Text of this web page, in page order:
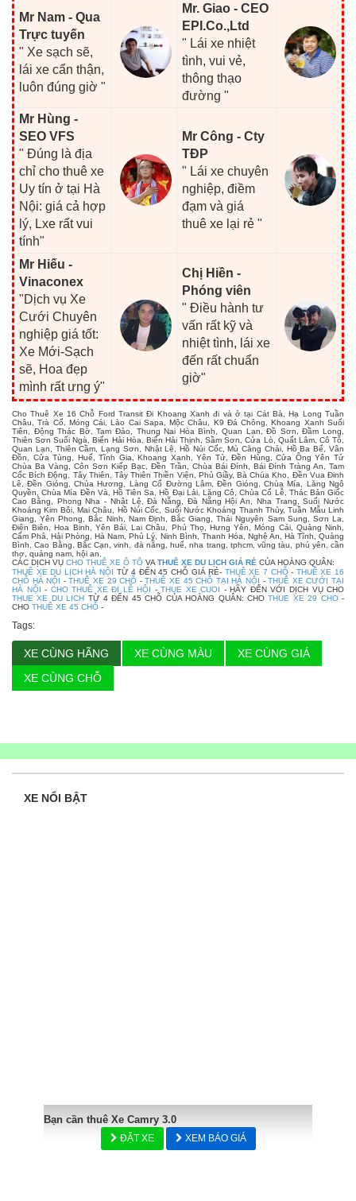
Mr Nam - Qua
Trực tuyến
" Xe sạch sẽ,
lái xe cẩn thận,
luôn đúng giờ "
Mr. Giao - CEO
EPI.Co.,Ltd
" Lái xe nhiệt
tình, vui vẻ,
thông thạo
đường "
Mr Hùng -
SEO VFS
" Đúng là địa
chỉ cho thuê xe
Uy tín ở tại Hà
Nội: giá cả hợp
lý, Lxe rất vui
tính"
Mr Công - Cty
TĐP
" Lái xe chuyên
nghiệp, điềm
đạm và giá
thuê xe lại rẻ "
Mr Hiếu -
Vinaconex
"Dịch vụ Xe
Cưới Chuyên
nghiệp giá tốt:
Xe Mới-Sạch
sẽ, Hoa đẹp
mình rất ưng ý"
Chị Hiền -
Phóng viên
" Điều hành tư
vấn rất kỹ và
nhiệt tình, lái xe
đến rất chuẩn
giờ"
Cho Thuê Xe 16 Chỗ Ford Transit Đi Khoang Xanh đi và ở tại Cát Bà, Hạ Long Tuần
Châu, Trà Cổ, Móng Cái, Lào Cai Sapa, Mộc Châu, K9 Đá Chông, Khoang Xanh Suối
Tiên, Động Thác Bờ, Tam Đảo, Thung Nai Hòa Bình, Quan Lạn, Đồ Sơn, Đầm Long,
Thiên Sơn Suối Ngà, Biển Hải Hòa, Biển Hải Thịnh, Sầm Sơn, Cửa Lò, Quất Lâm, Cô Tô,
Quan Lạn, Thiên Cầm, Lạng Sơn, Nhật Lệ, Hồ Núi Cốc, Mù Căng Chải, Hồ Ba Bể, Vân
Đồn, Cửa Tùng, Huế, Tĩnh Gia, Khoang Xanh, Yên Tử, Đền Hùng, Cửa Ông Yên Tử
Chùa Ba Vàng, Côn Sơn Kiếp Bạc, Đền Trần, Chùa Bái Đính, Bái Đính Tràng An, Tam
Cốc Bích Động, Tây Thiên, Tây Thiên Thiền Viện, Phủ Giầy, Bà Chúa Kho, Đền Vua Đinh
Lê, Đền Gióng, Chùa Hương, Làng Cổ Đường Lâm, Đền Gióng, Chùa Mía, Lăng Ngô
Quyền, Chùa Mía Đền Và, Hồ Tiên Sa, Hồ Đại Lải, Lăng Cô, Chùa Cổ Lễ, Thác Bản Giốc
Cao Bằng, Phong Nha - Nhật Lệ, Đà Nẵng, Đà Nẵng Hội An, Nha Trang, Suối Nước
Khoáng Kim Bôi, Mai Châu, Hồ Núi Cốc, Suối Nước Khoáng Thanh Thủy, Tuần Mẫu Linh
Giang, Yên Phong, Bắc Ninh, Nam Định, Bắc Giang, Thái Nguyên Sam Sung, Sơn La,
Điện Biên, Hoa Binh, Yên Bái, Lai Châu, Phú Thọ, Hưng Yên, Móng Cái, Quảng Ninh,
Cẩm Phả, Hải Phòng, Hà Nam, Phủ Lý, Ninh Bình, Thanh Hóa, Nghệ An, Hà Tĩnh, Quảng
Bình, Cao Bằng, Bắc Cạn, vinh, đà nẵng, huế, nha trang, tphcm, vũng tàu, phú yên, cần
thơ, quảng nam, hội an.
CÁC DỊCH VỤ CHO THUÊ XE Ô TÔ VA THUÊ XE DU LỊCH GIÁ RẺ CỦA HOÀNG QUÂN:
THUÊ XE DU LỊCH HÀ NỘI TỪ 4 ĐẾN 45 CHỖ GIÁ RẺ- THUÊ XE 7 CHỖ- THUÊ XE 16
CHỖ HÀ NỘI -THUÊ XE 29 CHỖ -THUÊ XE 45 CHỖ TẠI HÀ NỘI -THUÊ XE CƯỚI TẠI
HÀ NỘI - CHO THUÊ XE ĐI LỄ HỘI -THUE XE CUOI - HÃY ĐẾN VỚI DỊCH VỤ CHO
THUE XE DU LICH TỪ 4 ĐẾN 45 CHỖ CỦA HOÀNG QUÂN: CHOTHUE XE 29 CHO-
CHO THUÊ XE 45 CHỖ -
Tags:
XE CÙNG HÃNG XE CÙNG MÀU
XE CÙNG GIÁ
XE CÙNG CHỖ
XE NỔI BẬT
Bạn cần thuê Xe Camry 3.0
ĐẶT XE XEM BÁO GIÁ